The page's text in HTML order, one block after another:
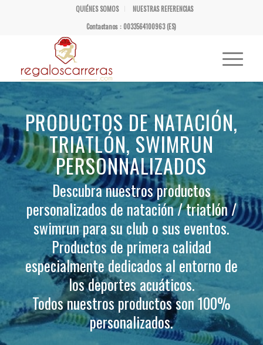
QUIÉNES SOMOS
NUESTRAS REFERENCIAS
Contactanos : 0033564100963 (ES)
PRODUCTOS DE NATACIÓN,
TRIATLÓN, SWIMRUN
PERSONNALIZADOS
Descubra nuestros productos
personalizados de natación / triatlón /
swimrun para su club o sus eventos.
Productos de primera calidad
especialmente dedicados al entorno de
los deportes acuáticos.
Todos nuestros productos son 100%
personalizados.